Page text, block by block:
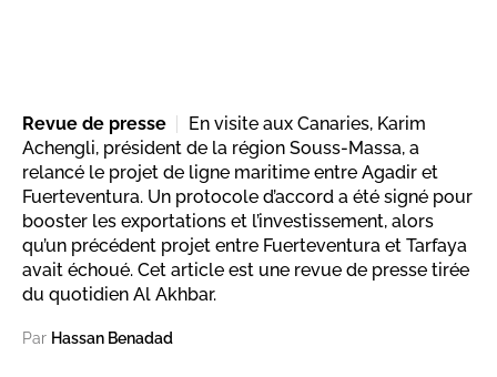
Revue de presse
En visite aux Canaries, Karim
Achengli, président de la région Souss-Massa, a
relancé le projet de ligne maritime entre Agadir et
Fuerteventura. Un protocole d’accord a été signé pour
booster les exportations et l’investissement, alors
qu’un précédent projet entre Fuerteventura et Tarfaya
avait échoué. Cet article est une revue de presse tirée
du quotidien Al Akhbar.
Par Hassan Benadad